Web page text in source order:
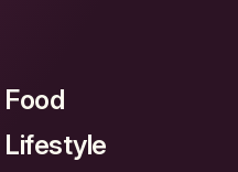
Food
Lifestyle